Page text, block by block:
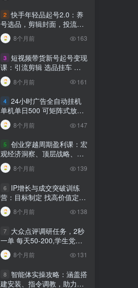
2 快手年轻品起号2.0：养
号选品，剪辑封面，投流技
巧，从0到爆单全流程
8个月前 163
3 短视频带货新号起号变现
课：引流剪辑 选品挂车 千
川测品 自然流，快速起量
8个月前 161
4 24小时广告全自动挂机
单机单日500 可矩阵式放大
无需人工看守 新手小白轻松
玩转8个月前 147
5 创业穿越周期盈利课：宏
观经济洞察、顶层战略、团
队搭建，实现持续成长稳定
变现8个月前 139
6
IP增长与成交突破训练
营：目标制定 找高价值定
位，做爆品、搞成交，轻松
引高价值人脉
8个月前 138
7
大众点评调研任务，2秒
一单 每天50-200,学生党宝
妈首选
8个月前 131
8
智能体实操攻略：涵盖搭
建安装、指令调教，助力搭